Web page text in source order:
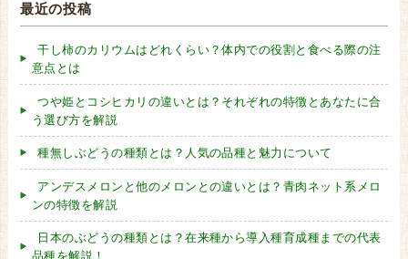
最近の投稿
干し柿のカリウムはどれくらい？体内での役割と食べる際の注
意点とは
つや姫とコシヒカリの違いとは？それぞれの特徴とあなたに合
う選び方を解説
種無しぶどうの種類とは？人気の品種と魅力について
アンデスメロンと他のメロンとの違いとは？青肉ネット系メロ
ンの特徴を解説
日本のぶどうの種類とは？在来種から導入種育成種までの代表